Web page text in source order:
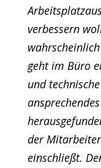
verbessern
geht im Büro
und
der
einschließt.